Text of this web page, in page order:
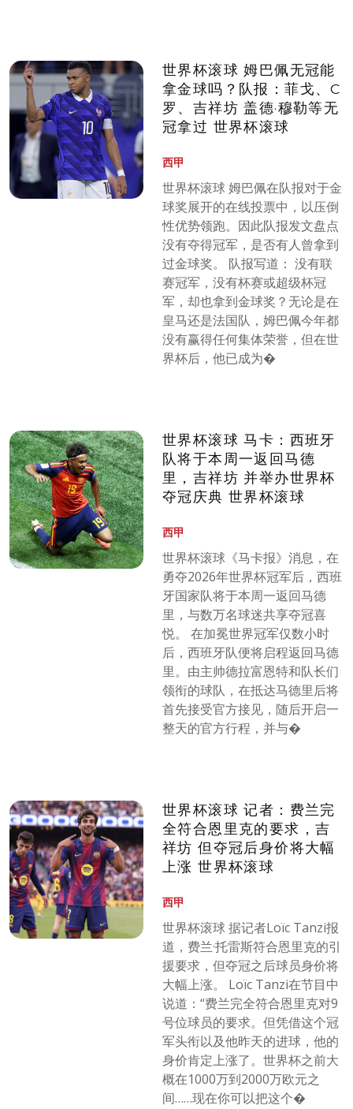
世界杯滚球 姆巴佩无冠能
拿金球吗？队报：菲戈、C
罗、吉祥坊 盖德·穆勒等无
冠拿过 世界杯滚球
西甲
世界杯滚球 姆巴佩在队报对于金
球奖展开的在线投票中，以压倒
性优势领跑。因此队报发文盘点
没有夺得冠军，是否有人曾拿到
过金球奖。 队报写道： 没有联
赛冠军，没有杯赛或超级杯冠
军，却也拿到金球奖？无论是在
皇马还是法国队，姆巴佩今年都
没有赢得任何集体荣誉，但在世
界杯后，他已成为�
世界杯滚球 马卡：西班牙
队将于本周一返回马德
里，吉祥坊 并举办世界杯
夺冠庆典 世界杯滚球
西甲
世界杯滚球《马卡报》消息，在
勇夺2026年世界杯冠军后，西班
牙国家队将于本周一返回马德
里，与数万名球迷共享夺冠喜
悦。 在加冕世界冠军仅数小时
后，西班牙队便将启程返回马德
里。由主帅德拉富恩特和队长们
领衔的球队，在抵达马德里后将
首先接受官方接见，随后开启一
整天的官方行程，并与�
世界杯滚球 记者：费兰完
全符合恩里克的要求，吉
祥坊 但夺冠后身价将大幅
上涨 世界杯滚球
西甲
世界杯滚球 据记者Loïc Tanzi报
道，费兰·托雷斯符合恩里克的引
援要求，但夺冠之后球员身价将
大幅上涨。 Loïc Tanzi在节目中
说道：“费兰完全符合恩里克对9
号位球员的要求。但凭借这个冠
军头衔以及他昨天的进球，他的
身价肯定上涨了。世界杯之前大
概在1000万到2000万欧元之
间……现在你可以把这个�